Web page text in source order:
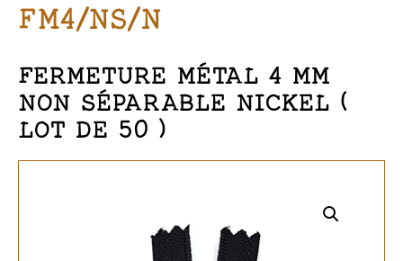
FM4/NS/N
FERMETURE MÉTAL 4 MM
NON SÉPARABLE NICKEL (
LOT DE 50 )